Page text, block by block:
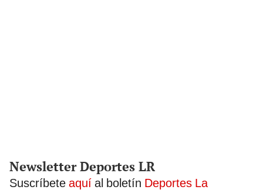
Newsletter Deportes LR
Suscríbete aquí al boletín Deportes La